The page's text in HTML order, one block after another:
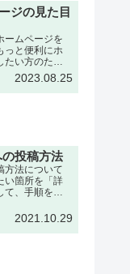
ジの見た目
ームページを
っと便利にホ
い方のため
所について改
なります。改
今まで利用し
2023.08.25
投稿方法
方法について
い箇所を「詳
て、手順を確
・クラブサー
2021.10.29